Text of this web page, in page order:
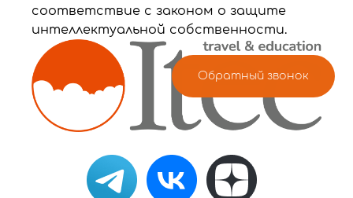
Обратный звонок
соответствие с законом о защите
интеллектуальной собственности.